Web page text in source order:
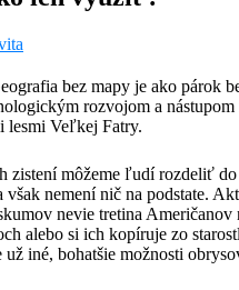
bez mapy je ako
rozvojom a
lesmi Veľkej Fatry.
zistení môžeme ľudí rozdeliť
nemení nič na podstate.
nevie tretina
alebo si ich kopíruje zo
iné, bohatšie možnosti